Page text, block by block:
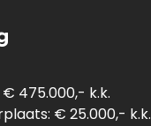
475.000,- k.k.
€ 25.000,- k.k.